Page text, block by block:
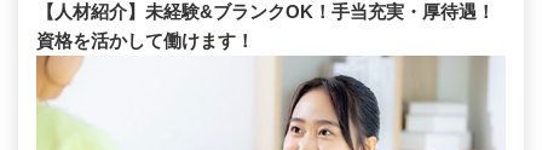
【人材紹介】未経験&ブランクOK！手当充実・厚待遇！
資格を活かして働けます！